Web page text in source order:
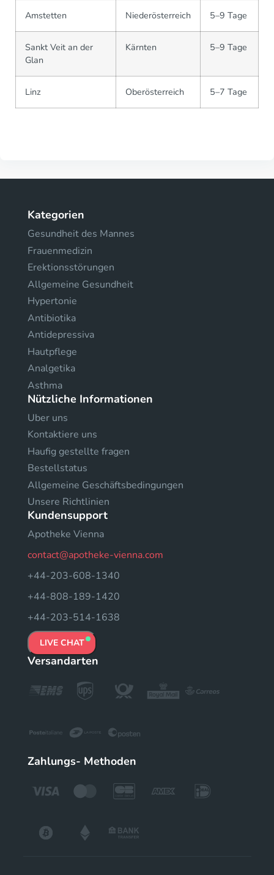
Amstetten Niederösterreich 5–9 Tage
Sankt Veit an der
Glan
Kärnten 5–9 Tage
Linz Oberösterreich 5–7 Tage
Kategorien
Gesundheit des Mannes
Frauenmedizin
Erektionsstörungen
Allgemeine Gesundheit
Hypertonie
Antibiotika
Antidepressiva
Hautpflege
Analgetika
Asthma
Nützliche Informationen
Uber uns
Kontaktiere uns
Haufig gestellte fragen
Bestellstatus
Allgemeine Geschäftsbedingungen
Unsere Richtlinien
Kundensupport
Apotheke Vienna
contact@apotheke-vienna.com
+44-203-608-1340
+44-808-189-1420
+44-203-514-1638
LIVE CHAT
Versandarten
Zahlungs- Methoden